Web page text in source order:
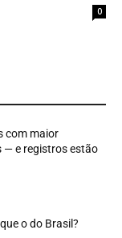
0
com maior
— e registros estão
o do Brasil?